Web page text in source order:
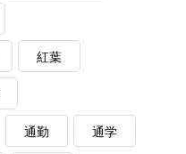
紅葉
通勤 通学